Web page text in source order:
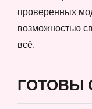
проверенных
возможностью
всё.
ГОТОВЫ